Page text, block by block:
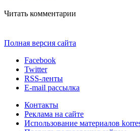
Читать комментарии
Полная версия сайта
Facebook
Twitter
RSS-ленты
E-mail рассылка
Контакты
Реклама на сайте
Использование материалов